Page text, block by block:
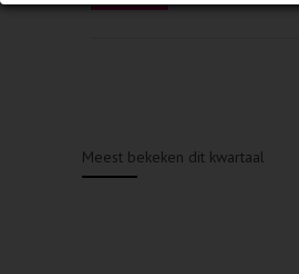
Meest bekeken dit kwartaal